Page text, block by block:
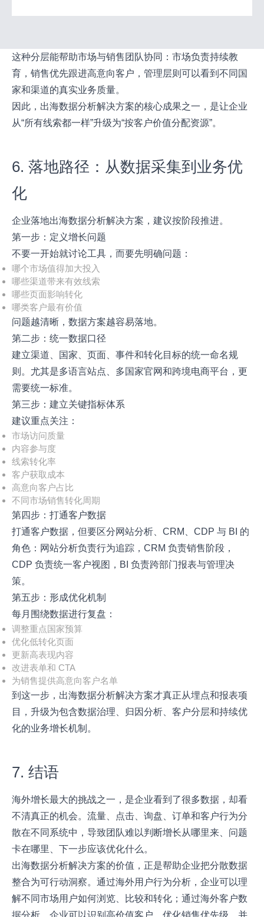
这种分层能帮助市场与销售团队协同：市场负责持续教
育，销售优先跟进高意向客户，管理层则可以看到不同国
家和渠道的真实业务质量。
因此，出海数据分析解决方案的核心成果之一，是让企业
从“所有线索都一样”升级为“按客户价值分配资源”。
6. 落地路径：从数据采集到业务优
化
企业落地出海数据分析解决方案，建议按阶段推进。
第一步：定义增长问题
不要一开始就讨论工具，而要先明确问题：
哪个市场值得加大投入
哪些渠道带来有效线索
哪些页面影响转化
哪类客户最有价值
问题越清晰，数据方案越容易落地。
第二步：统一数据口径
建立渠道、国家、页面、事件和转化目标的统一命名规
则。尤其是多语言站点、多国家官网和跨境电商平台，更
需要统一标准。
第三步：建立关键指标体系
建议重点关注：
市场访问质量
内容参与度
线索转化率
客户获取成本
高意向客户占比
不同市场销售转化周期
第四步：打通客户数据
打通客户数据，但要区分网站分析、CRM、CDP 与 BI 的
角色：网站分析负责行为追踪，CRM 负责销售阶段，
CDP 负责统一客户视图，BI 负责跨部门报表与管理决
策。
第五步：形成优化机制
每月围绕数据进行复盘：
调整重点国家预算
优化低转化页面
更新高表现内容
改进表单和 CTA
为销售提供高意向客户名单
到这一步，出海数据分析解决方案才真正从埋点和报表项
目，升级为包含数据治理、归因分析、客户分层和持续优
化的业务增长机制。
7. 结语
海外增长最大的挑战之一，是企业看到了很多数据，却看
不清真正的机会。流量、点击、询盘、订单和客户行为分
散在不同系统中，导致团队难以判断增长从哪里来、问题
卡在哪里、下一步应该优化什么。
出海数据分析解决方案的价值，正是帮助企业把分散数据
整合为可行动洞察。通过海外用户行为分析，企业可以理
解不同市场用户如何浏览、比较和转化；通过海外客户数
据分析，企业可以识别高价值客户、优化销售优先级，并